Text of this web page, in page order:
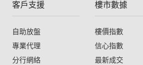
客戶支援
自助放盤
專業代理
分行網絡
樓市數據
樓價指數
信心指數
最新成交